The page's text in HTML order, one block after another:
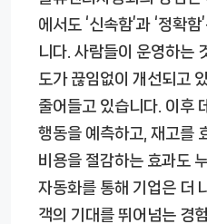
에서도 ‘신속함’과 ‘정확
니다. 사람들이 운영하는
도가 끊임없이 개선되고
줄어들고 있습니다. 이후
행동을 예측하고, 재고를
비용을 절감하는 효과도
자동화를 통해 기업은 더
객의 기대를 뛰어넘는 경